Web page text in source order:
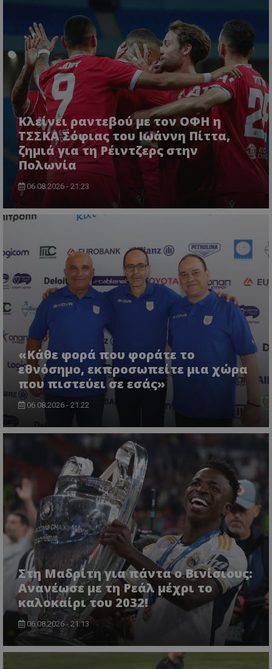
Κλείνει ραντεβού με τον ΟΦΗ η
ΤΣΣΚΑ Σόφιας του Ιωάννη Πίττα,
ζημιά για τη Ρέιντζερς στην
Πολωνία
06.08.2026 - 21:23
«Κάθε φορά που φοράτε το
εθνόσημο, εκπροσωπείτε μια χώρα
που πιστεύει σε εσάς»
06.08.2026 - 21:22
Στη Μαδρίτη για πάντα ο Βινίσιους:
Ανανέωσε με τη Ρεάλ μέχρι το
καλοκαίρι του 2032!
06.08.2026 - 21:13